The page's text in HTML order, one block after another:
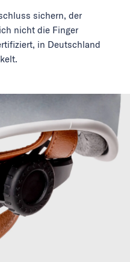
sichern, der
nicht die Finger
in Deutschland